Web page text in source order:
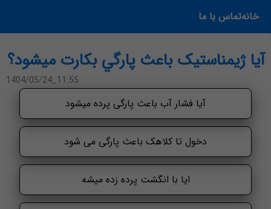
خانهتماس با ما
آيا ژیمناستیک باعث پارگي بكارت ميشود؟
1404/05/24_11:55
آیا فشار آب باعث پارگی پرده میشود
دخول تا کلاهک باعث پارگی می شود
ایا با انگشت پرده زده میشه